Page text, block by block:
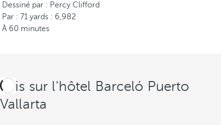
Dessiné par : Percy Clifford
Par : 71 yards : 6,982
À 60 minutes
Avis sur l'hôtel Barceló Puerto
Vallarta